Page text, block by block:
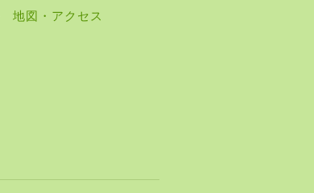
地図・アクセス